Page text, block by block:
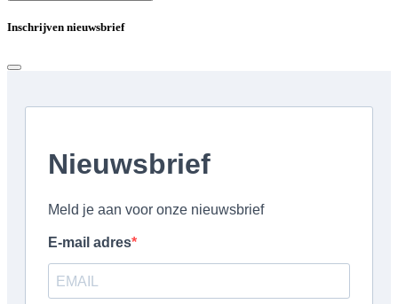
Inschrijven nieuwsbrief